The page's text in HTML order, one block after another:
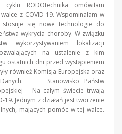
RODOtechnika omówiłam
z COVID-19. Wspominałam w
się nowe technologie do
wykrycia choroby. W związku
wykorzystywaniem lokalizacji
na ustalenie z kim
ostatnich dni przed wystąpieniem
również Komisja Europejska oraz
Danych. Stanowisko Państw
Na całym świecie trwają
19. Jednym z działań jest tworzenie
mających pomóc w tej walce.